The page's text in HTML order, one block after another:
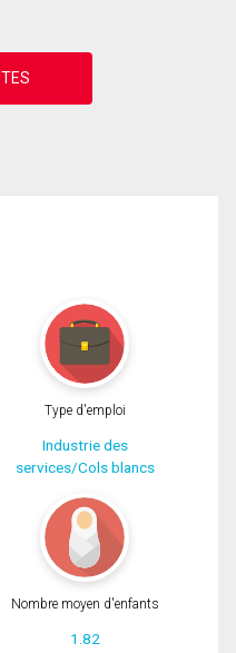
Type d'emploi
Industrie des
services/Cols blancs
Nombre moyen d'enfants
1.82